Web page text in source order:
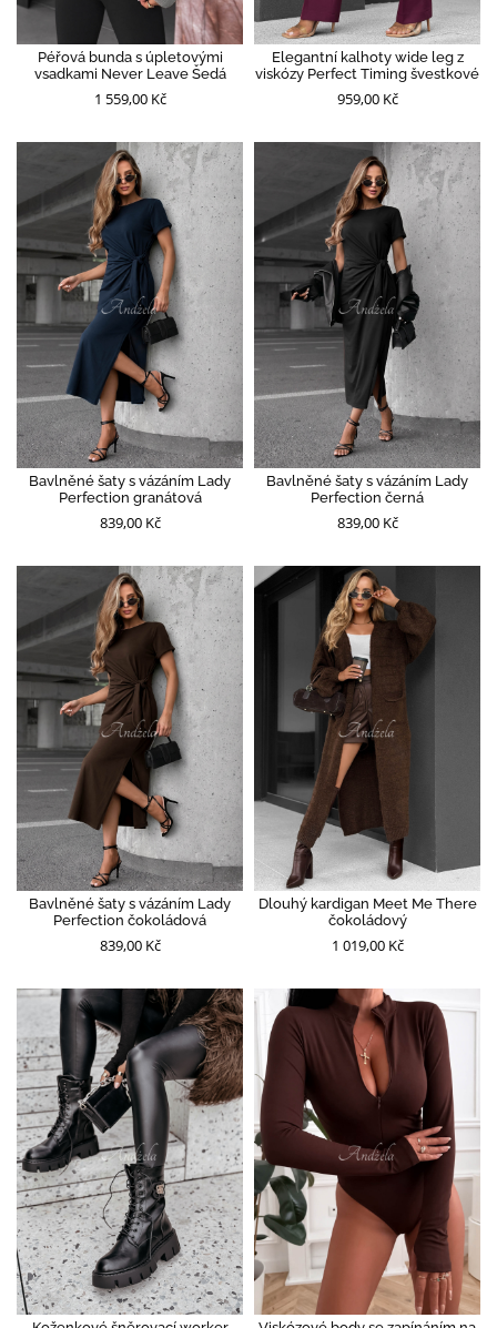
Péřová bunda s úpletovými
vsadkami Never Leave Šedá
1 559,00 Kč
Elegantní kalhoty wide leg z
viskózy Perfect Timing švestkové
959,00 Kč
Bavlněné šaty s vázáním Lady
Perfection granátová
839,00 Kč
Bavlněné šaty s vázáním Lady
Perfection černá
839,00 Kč
Bavlněné šaty s vázáním Lady
Perfection čokoládová
839,00 Kč
Dlouhý kardigan Meet Me There
čokoládový
1 019,00 Kč